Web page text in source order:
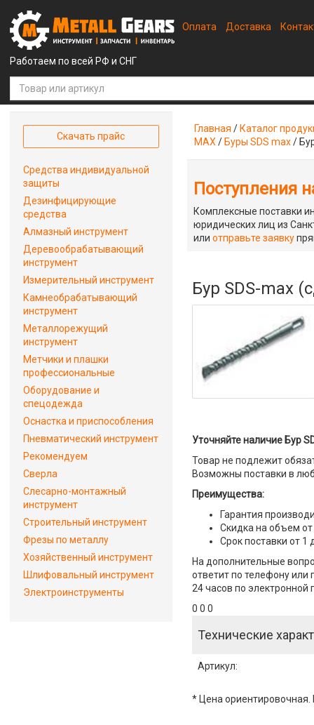
Работаем по всей РФ и СНГ
Оплата Доставка
Главная / Каталог
MAX / Буры SDS max/
Поступления
Комплексные поставки
юридических лиц из
илиотправьте заявку
Бур SDS-max
Уточняйте наличие Бур
Товар не подлежит
Возможны поставки в
Преимущества:
Гарантия
Скидка на объем от
Срок поставки от 1
На дополнительные
ответит по телефону или
24 часов по электронной
0 0 0
Технические
Артикул:
* Цена ориентировочная.
Скачать прайс
Средства индивидуальной
защиты
Дезинфицирующие
средства
Алмазный инструмент
Деревообрабатывающий
инструмент
Измерительный инструмент
Камнеобрабатывающий
инструмент
Металлорежущий
инструмент
Метчики и плашки
профессиональные
Оборудование и
спецодежда
Оснастка и приспособления
Пневматический инструмент
Рекомендуем
Сверла
Слесарно-монтажный
инструмент
Строительный инструмент
Фрезы по металлу
Хозяйственный инструмент
Шлифовальный инструмент
Электроинструменты